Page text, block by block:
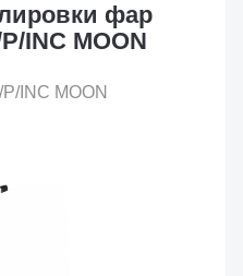
фар
INC MOON
INC MOON